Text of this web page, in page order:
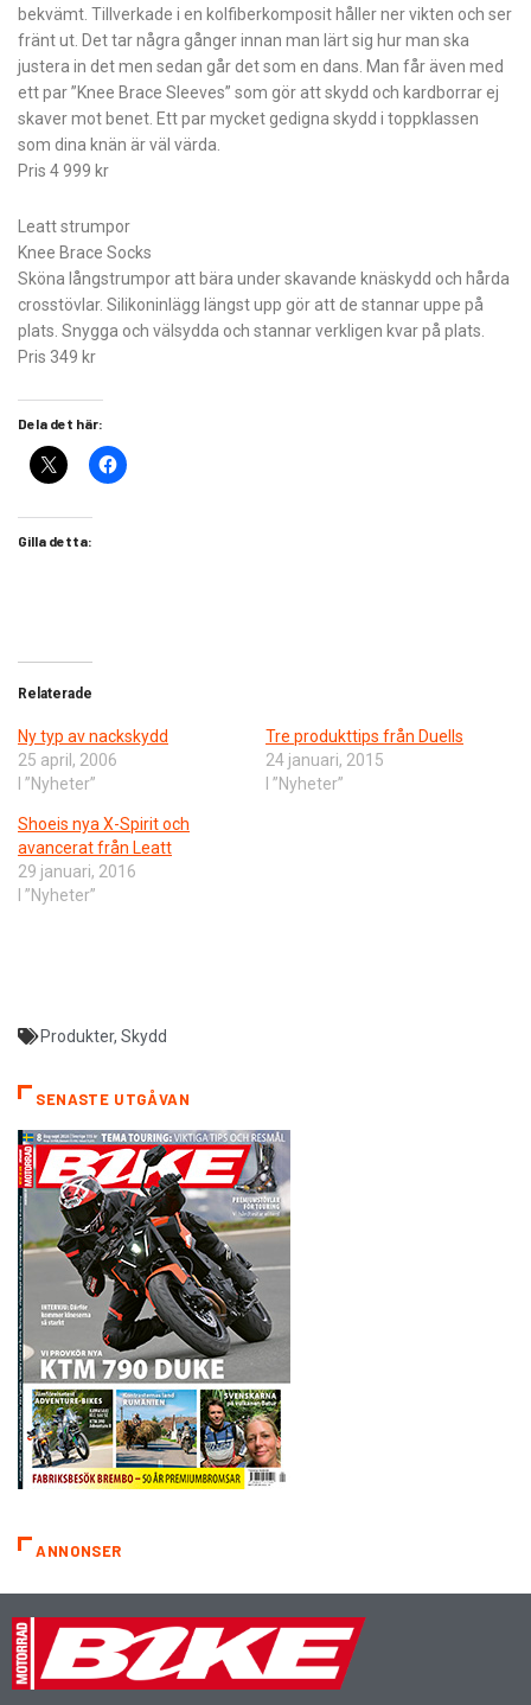
bekvämt. Tillverkade i en kolfiberkomposit håller ner vikten och ser
fränt ut. Det tar några gånger innan man lärt sig hur man ska
justera in det men sedan går det som en dans. Man får även med
ett par ”Knee Brace Sleeves” som gör att skydd och kardborrar ej
skaver mot benet. Ett par mycket gedigna skydd i toppklassen
som dina knän är väl värda.
Pris 4 999 kr
Leatt strumpor
Knee Brace Socks
Sköna långstrumpor att bära under skavande knäskydd och hårda
crosstövlar. Silikoninlägg längst upp gör att de stannar uppe på
plats. Snygga och välsydda och stannar verkligen kvar på plats.
Pris 349 kr
Dela det här:
Gilla detta:
Relaterade
Ny typ av nackskydd
25 april, 2006
I ”Nyheter”
Tre produkttips från Duells
24 januari, 2015
I ”Nyheter”
Shoeis nya X-Spirit och
avancerat från Leatt
29 januari, 2016
I ”Nyheter”
Produkter, Skydd
SENASTE UTGÅVAN
ANNONSER